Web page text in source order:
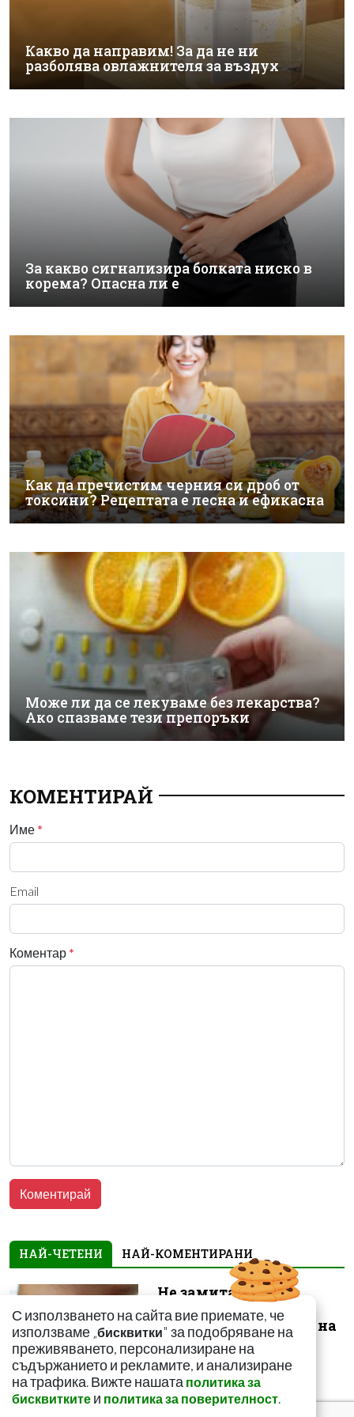
Какво да направим! За да не ни
разболява овлажнителя за въздух
За какво сигнализира болката ниско в
корема? Опасна ли е
Как да пречистим черния си дроб от
токсини? Рецептата е лесна и ефикасна
Може ли да се лекуваме без лекарства?
Ако спазваме тези препоръки
КОМЕНТИРАЙ
Име *
Email
Коментар *
НАЙ-ЧЕТЕНИ НАЙ-КОМЕНТИРАНИ
Не замитайте тези
симптоми: Може да
сигнализират за рак на
щитовидната...
С използването на сайта вие приемате, че
използваме „бисквитки" за подобряване на
преживяването, персонализиране на
съдържанието и рекламите, и анализиране
на трафика. Вижте нашата политика за
бисквитките и политика за поверителност.